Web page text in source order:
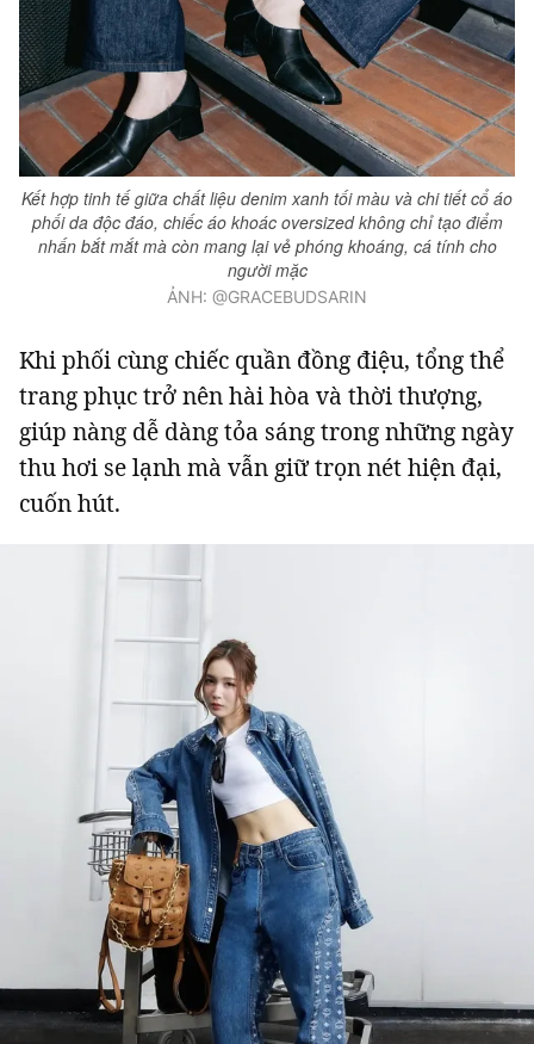
Kết hợp tinh tế giữa chất liệu denim xanh tối màu và chi tiết cổ áo
phối da độc đáo, chiếc áo khoác oversized không chỉ tạo điểm
nhấn bắt mắt mà còn mang lại vẻ phóng khoáng, cá tính cho
người mặc
ẢNH: @GRACEBUDSARIN
Khi phối cùng chiếc quần đồng điệu, tổng thể
trang phục trở nên hài hòa và thời thượng,
giúp nàng dễ dàng tỏa sáng trong những ngày
thu hơi se lạnh mà vẫn giữ trọn nét hiện đại,
cuốn hút.